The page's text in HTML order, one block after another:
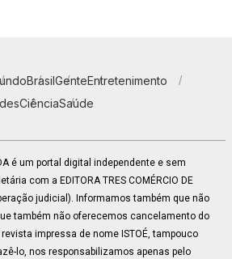
BrasilGenteEntretenimento
CiênciaSaúde
é um portal digital independente e sem
com a EDITORA TRES COMÉRCIO DE
judicial). Informamos também que não
também não oferecemos cancelamento do
impressa de nome ISTOÉ, tampouco
lo, nos responsabilizamos apenas pelo